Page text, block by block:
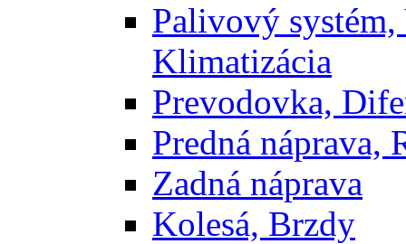
Palivový
Klimatizácia
Prevodovka,
Predná náprava,
Zadná náprava
Kolesá, Brzdy